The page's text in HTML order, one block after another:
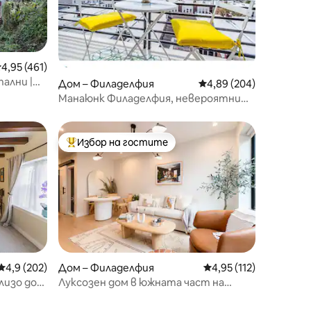
оценка: 4,95 от 5, 461 отзива
4,95 (461)
|
Дом – Филаделфия Средна оценка: 4,89
4,89 (204)
Манаюнк Филаделфия, невероятни
оценка: 4,9 от 5, 202 отзива
4,9 (202)
до
Най-популярен избор на гостите
Избор на гостите
Дом – Филаделфия Средна оценка: 4,95
4,95 (112)
Луксозен дом в южната част на